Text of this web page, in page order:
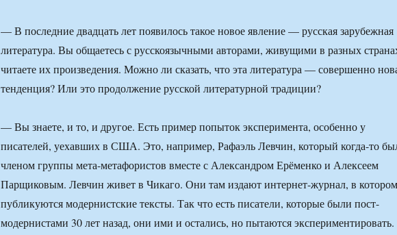
— В последние двадцать лет появилось такое новое явление — русская зарубежная
литература. Вы общаетесь с русскоязычными авторами, живущими в разных
читаете их произведения. Можно ли сказать, что эта литература — совершенно
тенденция? Или это продолжение русской литературной традиции?
— Вы знаете, и то, и другое. Есть пример попыток эксперимента, особенно у
писателей, уехавших в США. Это, например, Рафаэль Левчин, который когда-то
членом группы мета-метафористов вместе с Александром Ерёменко и Алексеем
Парщиковым. Левчин живет в Чикаго. Они там издают интернет-журнал, в котором
публикуются модернистские тексты. Так что есть писатели, которые были пост-
модернистами 30 лет назад, они ими и остались, но пытаются экспериментировать.